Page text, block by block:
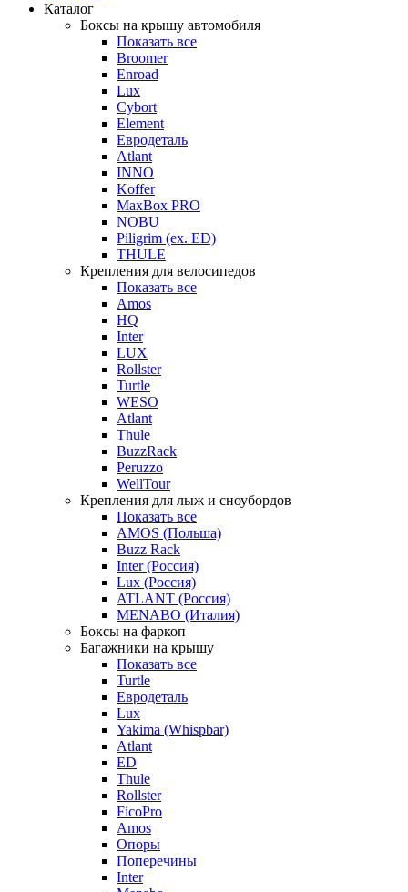
Каталог
Боксы на крышу автомобиля
Показать все
Broomer
Enroad
Lux
Cybort
Element
Евродеталь
Atlant
INNO
Koffer
MaxBox PRO
NOBU
Piligrim (ex. ED)
THULE
Крепления для велосипедов
Показать все
Amos
HQ
Inter
LUX
Rollster
Turtle
WESO
Atlant
Thule
BuzzRack
Peruzzo
WellTour
Крепления для лыж и сноубордов
Показать все
AMOS (Польша)
Buzz Rack
Inter (Россия)
Lux (Россия)
ATLANT (Россия)
MENABO (Италия)
Боксы на фаркоп
Багажники на крышу
Показать все
Turtle
Евродеталь
Lux
Yakima (Whispbar)
Atlant
ED
Thule
Rollster
FicoPro
Amos
Опоры
Поперечины
Inter